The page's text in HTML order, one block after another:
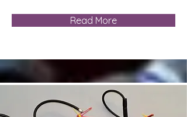
Read More